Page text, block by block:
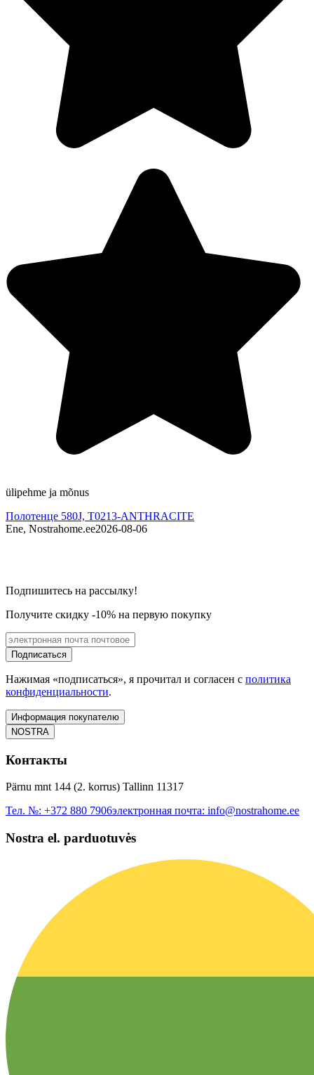
ülipehme ja mõnus
Полотенце 580J, T0213-ANTHRACITE
Ene, Nostrahome.ee2026-08-06
Подпишитесь на рассылку!
Получите скидку -10% на первую покупку
Подписаться
Нажимая «подписаться», я прочитал и согласен с политика
конфиденциальности.
Информация покупателю
NOSTRA
Контакты
Pärnu mnt 144 (2. korrus) Tallinn 11317
Тел. №: +372 880 7906электронная почта: info@nostrahome.ee
Nostra el. parduotuvės